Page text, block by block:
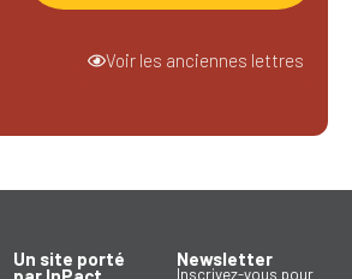
Voir les anciennes lettres
Un site porté Newsletter
Inscrivez-vous pour